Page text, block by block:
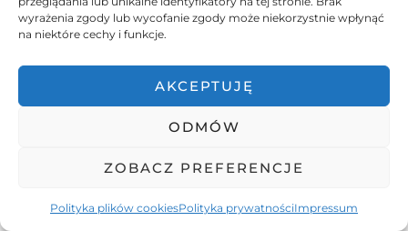
wyrażenia zgody lub wycofanie zgody może niekorzystnie wpłynąć
na niektóre cechy i funkcje.
AKCEPTUJĘ
ODMÓW
ZOBACZ PREFERENCJE
Polityka plików cookiesPolityka prywatnościImpressum